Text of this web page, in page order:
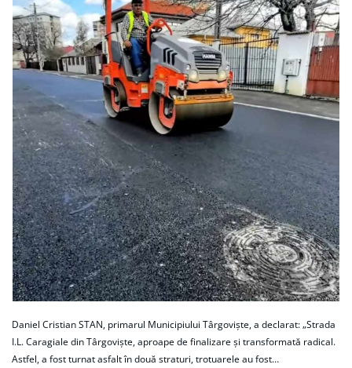
Daniel Cristian STAN, primarul Municipiului Târgoviște, a declarat: „Strada
I.L. Caragiale din Târgoviște, aproape de finalizare și transformată radical.
Astfel, a fost turnat asfalt în două straturi, trotuarele au fost…